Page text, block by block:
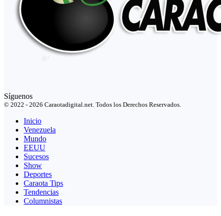
Síguenos
© 2022 - 2026 Caraotadigital.net. Todos los Derechos Reservados.
Inicio
Venezuela
Mundo
EEUU
Sucesos
Show
Deportes
Caraota Tips
Tendencias
Columnistas